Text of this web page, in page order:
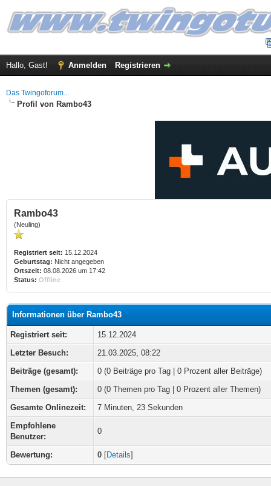
Hallo, Gast! Anmelden Registrieren
Das Twingoforum...
Profil von Rambo43
Rambo43
(Neuling)
Registriert seit: 15.12.2024
Geburtstag: Nicht angegeben
Ortszeit: 08.08.2026 um 17:42
Status: Offline
Informationen über Rambo43
Registriert seit:
15.12.2024
Letzter Besuch:
21.03.2025, 08:22
Beiträge (gesamt):
0 (0 Beiträge pro Tag | 0 Prozent aller Beiträge)
Themen (gesamt):
0 (0 Themen pro Tag | 0 Prozent aller Themen)
Gesamte Onlinezeit:
7 Minuten, 23 Sekunden
Empfohlene
Benutzer:
0
Bewertung: 0 [Details]